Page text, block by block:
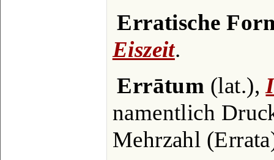
Erratische
Eiszeit.
Errātum (lat.),
namentlich
Mehrzahl